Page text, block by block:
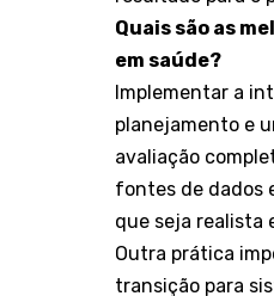
Quais são as
em saúde?
Implementar a
planejamento e
avaliação
fontes de dados
que seja realista
Outra prática
transição para